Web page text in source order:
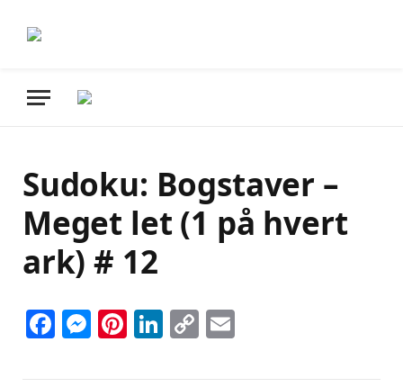
Sudoku: Bogstaver –
Meget let (1 på hvert
ark) # 12
Facebook
Messenger
Pinterest
LinkedIn
Copy